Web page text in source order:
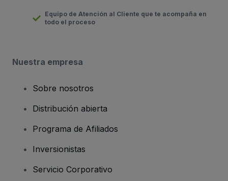
Equipo de Atención al Cliente que te acompaña en
todo el proceso
Nuestra empresa
Sobre nosotros
Distribución abierta
Programa de Afiliados
Inversionistas
Servicio Corporativo